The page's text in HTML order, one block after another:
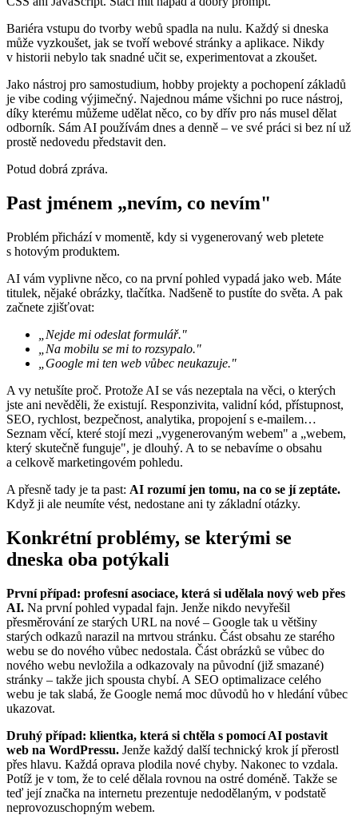
Bariéra vstupu do tvorby webů spadla na nulu. Každý si dneska
může vyzkoušet, jak se tvoří webové stránky a aplikace. Nikdy
v historii nebylo tak snadné učit se, experimentovat a zkoušet.
Jako nástroj pro samostudium, hobby projekty a pochopení základů
je vibe coding výjimečný. Najednou máme všichni po ruce nástroj,
díky kterému můžeme udělat něco, co by dřív pro nás musel dělat
odborník. Sám AI používám dnes a denně – ve své práci si bez ní už
prostě nedovedu představit den.
Potud dobrá zpráva.
Past jménem „nevím, co nevím"
Problém přichází v momentě, kdy si vygenerovaný web pletete
s hotovým produktem.
AI vám vyplivne něco, co na první pohled vypadá jako web. Máte
titulek, nějaké obrázky, tlačítka. Nadšeně to pustíte do světa. A pak
začnete zjišťovat:
„Nejde mi odeslat formulář."
„Na mobilu se mi to rozsypalo."
„Google mi ten web vůbec neukazuje."
A vy netušíte proč. Protože AI se vás nezeptala na věci, o kterých
jste ani nevěděli, že existují. Responzivita, validní kód, přístupnost,
SEO, rychlost, bezpečnost, analytika, propojení s e-mailem…
Seznam věcí, které stojí mezi „vygenerovaným webem" a „webem,
který skutečně funguje", je dlouhý. A to se nebavíme o obsahu
a celkově marketingovém pohledu.
A přesně tady je ta past: AI rozumí jen tomu, na co se jí zeptáte.
Když ji ale neumíte vést, nedostane ani ty základní otázky.
Konkrétní problémy, se kterými se
dneska oba potýkali
První případ: profesní asociace, která si udělala nový web přes
AI. Na první pohled vypadal fajn. Jenže nikdo nevyřešil
přesměrování ze starých URL na nové – Google tak u většiny
starých odkazů narazil na mrtvou stránku. Část obsahu ze starého
webu se do nového vůbec nedostala. Část obrázků se vůbec do
nového webu nevložila a odkazovaly na původní (již smazané)
stránky – takže jich spousta chybí. A SEO optimalizace celého
webu je tak slabá, že Google nemá moc důvodů ho v hledání vůbec
ukazovat.
Druhý případ: klientka, která si chtěla s pomocí AI postavit
web na WordPressu. Jenže každý další technický krok jí přerostl
přes hlavu. Každá oprava plodila nové chyby. Nakonec to vzdala.
Potíž je v tom, že to celé dělala rovnou na ostré doméně. Takže se
teď její značka na internetu prezentuje nedodělaným, v podstatě
neprovozuschopným webem.